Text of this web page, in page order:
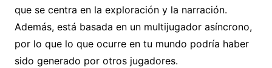
que se centra en la exploración y la narración.
Además, está basada en un multijugador asíncrono,
por lo que lo que ocurre en tu mundo podría haber
sido generado por otros jugadores.